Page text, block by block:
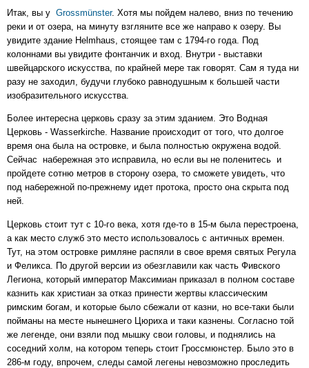
Итак, вы у Grossmünster. Хотя мы пойдем налево, вниз по течению
реки и от озера, на минуту взгляните все же направо к озеру. Вы
увидите здание Helmhaus, стоящее там с 1794-го года. Под
колоннами вы увидите фонтанчик и вход. Внутри - выставки
швейцарского искусства, по крайней мере так говорят. Сам я туда ни
разу не заходил, будучи глубоко равнодушным к большей части
изобразительного искусства.
Более интересна церковь сразу за этим зданием. Это Водная
Церковь - Wasserkirche. Название происходит от того, что долгое
время она была на островке, и была полностью окружена водой.
Сейчас набережная это исправила, но если вы не поленитесь и
пройдете сотню метров в сторону озера, то сможете увидеть, что
под набережной по-прежнему идет протока, просто она скрыта под
ней.
Церковь стоит тут с 10-го века, хотя где-то в 15-м была перестроена,
а как место служб это место использовалось с античных времен.
Тут, на этом островке римляне распяли в свое время святых Регула
и Феликса. По другой версии из обезглавили как часть Фивского
Легиона, который император Максимиан приказал в полном составе
казнить как христиан за отказ принести жертвы классическим
римским богам, и которые было сбежали от казни, но все-таки были
пойманы на месте нынешнего Цюриха и таки казнены. Согласно той
же легенде, они взяли под мышку свои головы, и поднялись на
соседний холм, на котором теперь стоит Гроссмюнстер. Было это в
286-м году, впрочем, следы самой легены невозможно проследить